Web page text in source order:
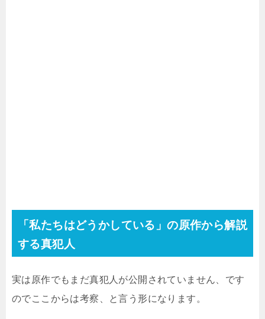
「私たちはどうかしている」の原作から解説
する真犯人
実は原作でもまだ真犯人が公開されていません、です
のでここからは考察、と言う形になります。